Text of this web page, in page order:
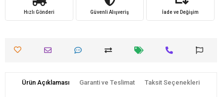
Hızlı Gönderi Güvenli Alışveriş İade ve Değişim
Ürün Açıklaması Garanti ve Teslimat Taksit Seçenekleri